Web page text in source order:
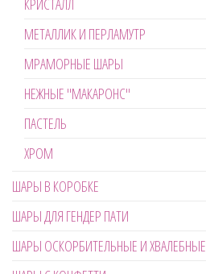
КРИСТАЛЛ
МЕТАЛЛИК И ПЕРЛАМУТР
МРАМОРНЫЕ ШАРЫ
НЕЖНЫЕ "МАКАРОНС"
ПАСТЕЛЬ
ХРОМ
ШАРЫ В КОРОБКЕ
ШАРЫ ДЛЯ ГЕНДЕР ПАТИ
ШАРЫ ОСКОРБИТЕЛЬНЫЕ И ХВАЛЕБНЫЕ